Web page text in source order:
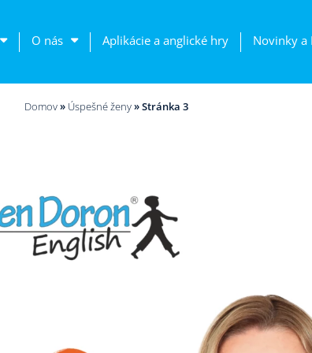
O nás Aplikácie a anglické hry Novinky a
Domov» Úspešné ženy»Stránka 3